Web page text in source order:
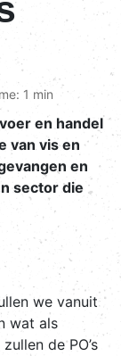
1 min
en handel
van vis en
en
sector die
we vanuit
wat als
de PO’s